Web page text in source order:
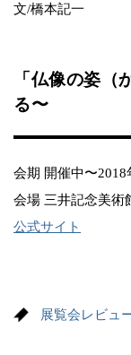
文/橋本記一
「仏像の姿（
る〜
会期 開催中〜2018
会場 三井記念美術
公式サイト
展覧会レビュ